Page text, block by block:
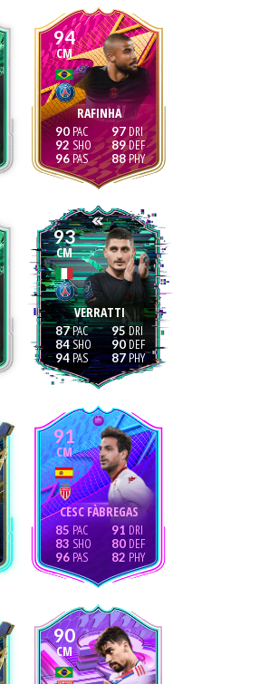
94
CM
RAFINHA
90
92
96
97
89
88
93
CM
VERRATTI
87
84
94
95
90
87
91
CM
CESC FÀBREGAS
85
83
96
91
80
82
90
CM